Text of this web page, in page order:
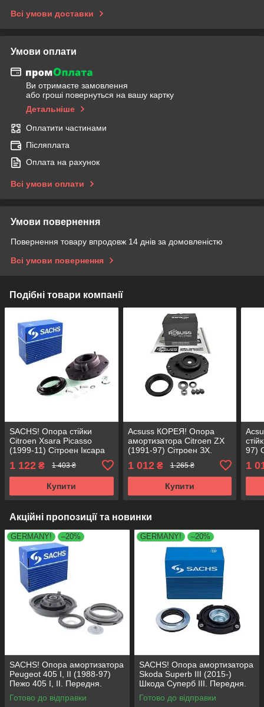
Всі умови доставки
Умови оплати
Ви отримаєте замовлення
або гроші повернуться на вашу картку
Детальніше
Оплатити частинами
Післяплата
Оплата на рахунок
Всі умови оплати
Умови повернення
Повернення товару впродовж 14 днів за домовленістю
Всі умови повернення
Подібні товари компанії
SACHS! Опора стійки
Citroen Xsara Picasso
(1999-11) Сітроен Іксара
Пікасо. Передня. SM1908
, 802212 , KB659.06 ,
VKDA35306
1 122 ₴ 1 403 ₴
Купити
Acsuss КОРЕЯ! Опора
амортизатора Citroen ZX
(1991-97) Сітроен ЗХ.
802212 , KB659.06 ,
VKDA35306
1 012₴ 1 265 ₴
Купити
97)
1
Акційні пропозиції та новинки
GERMANY! –20%
SACHS! Опора амортизатора
Peugeot 405 I, II (1988-97)
Пежо 405 I, II. Передня.
SM1553 , 803023 , KB659.36 ,
VKDA35336
Готово до відправки
GERMANY! –20%
SACHS! Опора амортизатора
Skoda Superb III (2015-)
Шкода Суперб III. Передня.
803024 , KB657.27 ,
VKDA35167
Готово до відправки